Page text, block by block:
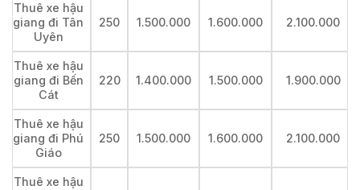
Thuê xe hậu
giang đi Tân
Uyên
250 1.500.000 1.600.000 2.100.000
Thuê xe hậu
giang đi Bến
Cát
220 1.400.000 1.500.000 1.900.000
Thuê xe hậu
giang đi Phú
Giáo
250 1.500.000 1.600.000 2.100.000
Thuê xe hậu